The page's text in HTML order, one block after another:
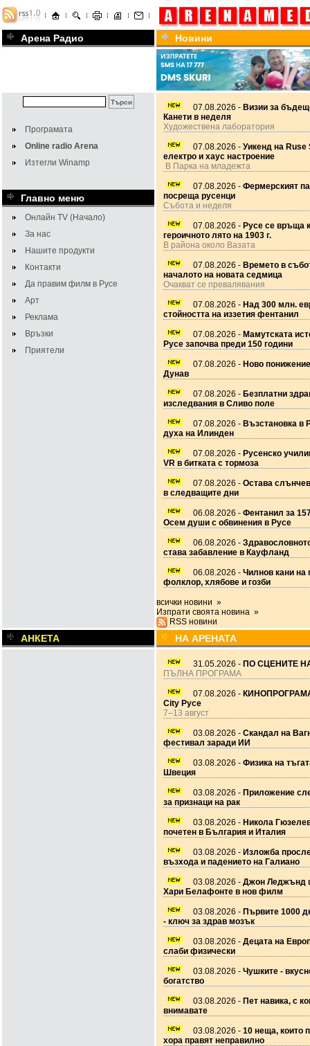
Арена Радио Новини
Програмата
Online radio Arena
Изтегли Winamp
Главно меню
Онлайн TV (Начало)
За нас
Нашите продукти
Контакти
Да правим филм в Русе
Арт
Реклама
Връзки
Приятели
07.08.2026 - Визии за
Канети в неделя
Художествена лаборатория
07.08.2026 - Уикенд на Ruse
електро и хаус настроение
В Парка на младежта
07.08.2026 - Фермерският
посреща русенци
Събота и неделя
07.08.2026 - Русе се връща
героичното лято на 1903 г.
В района около Вазата
07.08.2026 - Времето в
началото на новата седмица
Очакват се превалявания
07.08.2026 - Над 300 млн.
стойността на иззетия фентанил
07.08.2026 - Мамутската
Русе започва преди 150 години
07.08.2026 - Ново
Дунав
07.08.2026 - Безплатни
изследвания в Сливо поле
07.08.2026 - Възстановка в
духа на Илинден
07.08.2026 - Русенско
VR в битката с тормоза
07.08.2026 - Остава
в следващите дни
06.08.2026 - Фентанил за
Осем души с обвинения в Русе
06.08.2026 -
става забавление в Кауфланд
06.08.2026 - Чилнов кани на
фолклор, хлябове и гозби
всички новини »
Изпрати своята новина »
RSS новини
АНКЕТА НА АРЕНАТА
31.05.2026 - ПО СЦЕНИТЕ
ПЪЛНА ПРОГРАМА
07.08.2026 -
City Русе
7–13 август
03.08.2026 - Скандал на
фестивал заради ИИ
03.08.2026 - Физика на
Швеция
03.08.2026 - Приложение
за признаци на рак
03.08.2026 - Никола
почетен в България и Италия
03.08.2026 - Изложба
възхода и падението на Галиано
03.08.2026 - Джон Леджънд
Хари Белафонте в нов филм
03.08.2026 - Първите 1000
- ключ за здрав мозък
03.08.2026 - Децата на
слаби физически
03.08.2026 - Чушките -
богатство
03.08.2026 - Пет навика, с
внимавате
03.08.2026 - 10 неща, които
хора правят неправилно